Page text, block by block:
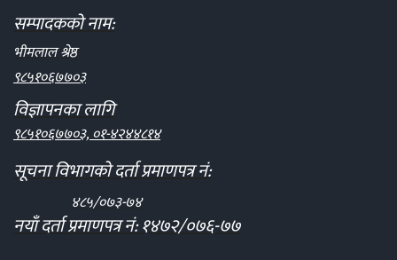
सम्पादकको नाम:
भीमलाल श्रेष्ठ
९८५१०६७७०३
विज्ञापनका लागि
९८५१०६७७०३, ०१-४२४४८१४
सूचना विभागको दर्ता प्रमाणपत्र नं:
४८५/०७३-७४
नयाँ दर्ता प्रमाणपत्र नं: १४७२/०७६-७७